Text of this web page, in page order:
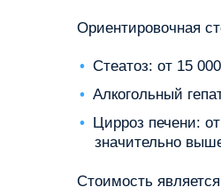
Ориентировочная
Стеатоз: от 15
Алкогольный
Цирроз печени:
значительно
Стоимость